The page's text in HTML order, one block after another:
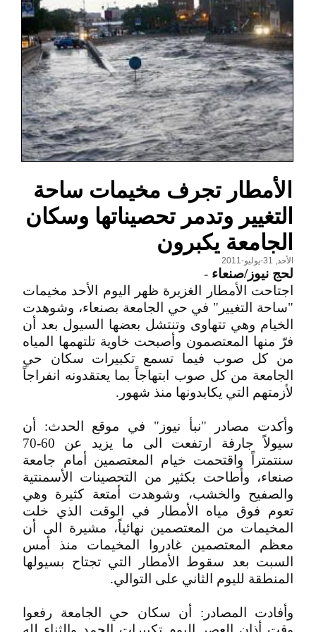
الأمطار تجرف مخيمات ساحة
التغيير وتدمر تحصيناتها وسكان
الجامعة يكبرون
الأحد, 31-يوليو-2011
لحج نيوز/صنعاء -
اجتاحت الأمطار الغزيرة ظهر اليوم الأحد مخيمات
"ساحة التغيير" في حي الجامعة بصنعاء، وشوهدت
الخيام وهي تتهاوى وتنتشل بعضها السيول بعد أن
فرّ منها المعتصمون وأصبحت خاوية تلتهمها المياه
من كل صوب فيما تسمع تكبيرات سكان حي
الجامعة من كل صوب ابتهاجاً بما يعتقدونه انفراجاً
لأزمتهم التي يكابدونها منذ شهور.
وأكدت مصادر "نبأ نيوز" في موقع الحدث: أن
سيولاً جارفة ارتفعت الى ما يزيد عن 60-70
سنتمتراً واقتحمت خيام المعتصمين أمام جامعة
صنعاء، وأطاحت بكثير من التحصينات الأسمنتية
والصفيح والخشب، وشوهدت أمتعة كثيرة وهي
تعوم فوق مياه الأمطار في الوقت الذي خلت
المخيمات من المعتصمين نهائياً، مشيرة الى أن
معظم المعتصمين غادروا المخيمات منذ أمس
السبت بعد سقوط الأمطار التي تجتاح بسيولها
المنطقة لليوم الثاني على التوالي.
وأفادت المصادر: أن سكان حي الجامعة رفعوا